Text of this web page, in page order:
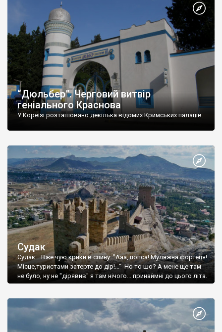
“Дюльбер”. Черговий витвір
геніального Краснова
У Кореїзі розташовано декілька відомих Кримських палаців.
Судак
Судак... Вже чую крики в спину: "Ааа, попса! Муляжна фортеця!
Місце,туристами затерте до дір!..." Но то шо? А мене ще там
не було, ну не "дірявив" я там нічого... принаймні до цього літа.